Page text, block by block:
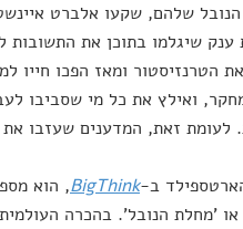
שלהם, שקעו אלברט
ענק שיגלמו בתוכן את
הטרנזיסטור ומאז הפכו חייו
ואילץ את כל מי שסביבו
לעומת זאת, המדענים שעזבו
ב-BigThink, הוא